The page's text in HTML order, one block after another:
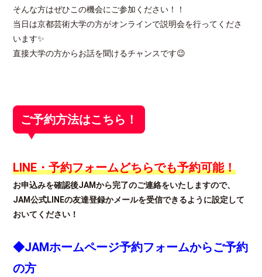
そんな方はぜひこの機会にご参加ください！！
当日は京都芸術大学の方がオンラインで説明会を行ってくださ
います✨
直接大学の方からお話を聞けるチャンスです😉
ご予約方法はこちら！
LINE・予約フォームどちらでも予約可能！
お申込みを確認後JAMから完了のご連絡をいたしますので、
JAM公式LINEの友達登録かメールを受信できるように設定して
おいてください！
◆JAMホームページ予約フォームからご予約
の方